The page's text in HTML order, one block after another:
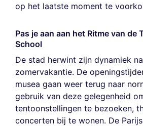
op het laatste moment te
Pas je aan aan het Ritme van de
School
De stad herwint zijn dynamiek
zomervakantie. De
musea gaan weer terug naar
gebruik van deze gelegenheid
tentoonstellingen te bezoeken,
concerten bij te wonen. De